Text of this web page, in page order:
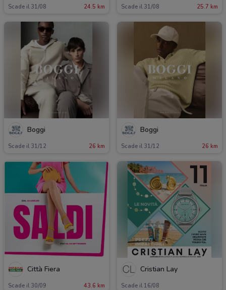
Scade il 31/08 24.5 km Scade il 31/08 25.7 km
Boggi
Scade il 31/12 26 km
Boggi
Scade il 31/12 26 km
Città Fiera
Scade il 30/09 43.6 km
Cristian Lay
Scade il 16/08